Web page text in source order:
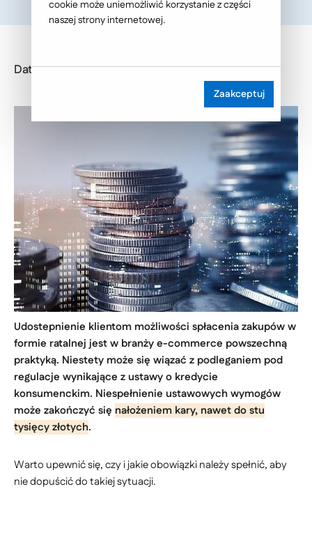
Data publikacji: 2018-01-25
Udostepnienie klientom możliwości spłacenia zakupów w
formie ratalnej jest w branży e-commerce powszechną
praktyką. Niestety może się wiązać z podleganiem pod
regulacje wynikające z ustawy o kredycie
konsumenckim. Niespełnienie ustawowych wymogów
może zakończyć się nałożeniem kary, nawet do stu
tysięcy złotych.
Warto upewnić się, czy i jakie obowiązki należy spełnić, aby
nie dopuścić do takiej sytuacji.
cookie może uniemożliwić korzystanie z części
naszej strony internetowej.
Zaakceptuj